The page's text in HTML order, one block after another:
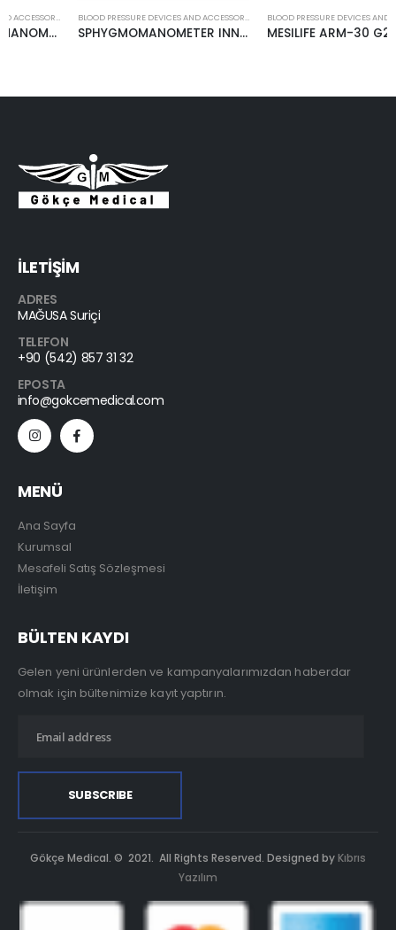
BLOOD PRESSURE DEVICES AND ACCESSORIES
SPHYGMOMANOMETER INNER TUBE
BLOOD PRESSURE DEVICES AND ACCESSORIES
MESILIFE ARM-30 G2 ARM BLOOD PRESSURE MONITOR
İLETİŞİM
ADRES
MAĞUSA Suriçi
TELEFON
+90 (542) 857 31 32
EPOSTA
info@gokcemedical.com
MENÜ
Ana Sayfa
Kurumsal
Mesafeli Satış Sözleşmesi
İletişim
BÜLTEN KAYDI
Gelen yeni ürünlerden ve kampanyalarımızdan haberdar
olmak için bültenimize kayıt yaptırın.
Gökçe Medical. © 2021. All Rights Reserved. Designed by Kıbrıs
Yazılım